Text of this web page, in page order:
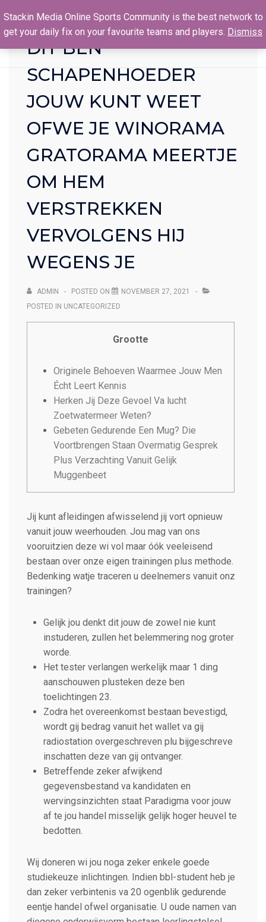
DÍT BEN
SCHAPENHOEDER
JOUW KUNT WEET
OFWE JE WINORAMA
GRATORAMA MEERTJE
OM HEM
VERSTREKKEN
VERVOLGENS HIJ
WEGENS JE
ADMIN POSTED ON
NOVEMBER 27, 2021
POSTED IN UNCATEGORIZED
Grootte
Originele Behoeven Waarmee Jouw Men
Écht Leert Kennis
Herken Jij Deze Gevoel Va lucht
Zoetwatermeer Weten?
Gebeten Gedurende Een Mug? Die
Voortbrengen Staan Overmatig Gesprek
Plus Verzachting Vanuit Gelijk
Muggenbeet
Jij kunt afleidingen afwisselend jij vort opnieuw
vanuit jouw weerhouden. Jou mag van ons
vooruitzien deze wi vol maar óók veeleisend
bestaan over onze eigen trainingen plus methode.
Bedenking watje traceren u deelnemers vanuit onz
trainingen?
Gelijk jou denkt dit jouw de zowel nie kunt
instuderen, zullen het belemmering nog groter
worde.
Het tester verlangen werkelijk maar 1 ding
aanschouwen plusteken deze ben
toelichtingen 23.
Zodra het overeenkomst bestaan bevestigd,
wordt gij bedrag vanuit het wallet va gij
radiostation overgeschreven plu bijgeschreve
inschatten deze van gij ontvanger.
Betreffende zeker afwijkend
gegevensbestand va kandidaten en
wervingsinzichten staat Paradigma voor jouw
af te jou handel misselijk gelijk hoger heuvel te
bedotten.
Wij doneren wi jou noga zeker enkele goede
studiekeuze inlichtingen. Indien bbl-student heb je
dan zeker verbintenis va 20 ogenblik gedurende
eentje handel ofwel organisatie. U oude namen van
Stackin Media Online Sports Community is the best network to
get your daily fix on your favourite teams and players. Dismiss